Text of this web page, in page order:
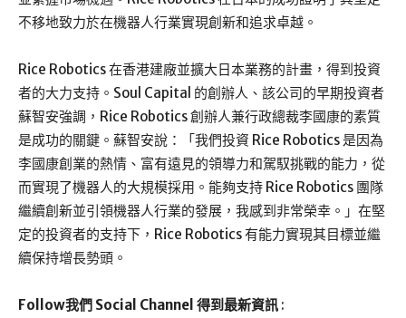
不移地致力於在機器人行業實現創新和追求卓越。
Rice Robotics 在香港建廠並擴大日本業務的計畫，得到投資
者的大力支持。Soul Capital 的創辦人、該公司的早期投資者
蘇智安強調，Rice Robotics 創辦人兼行政總裁李國康的素質
是成功的關鍵。蘇智安說：「我們投資 Rice Robotics 是因為
李國康創業的熱情、富有遠見的領導力和駕馭挑戰的能力，從
而實現了機器人的大規模採用。能夠支持 Rice Robotics 團隊
繼續創新並引領機器人行業的發展，我感到非常榮幸。」在堅
定的投資者的支持下，Rice Robotics 有能力實現其目標並繼
續保持增長勢頭。
Follow我們 Social Channel 得到最新資訊 :